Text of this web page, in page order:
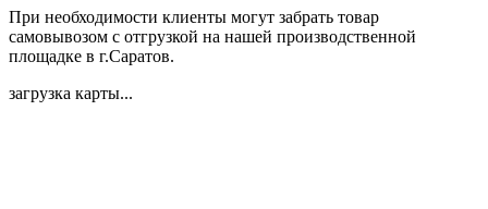
При необходимости клиенты могут забрать товар
самовывозом с отгрузкой на нашей производственной
площадке в г.Саратов.
загрузка карты...